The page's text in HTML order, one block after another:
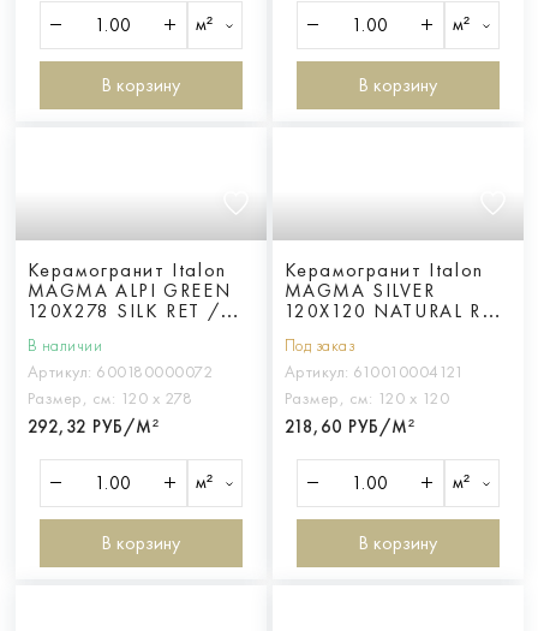
м²
В корзину
м²
В корзину
Керамогранит Italon
MAGMA ALPI GREEN
120X278 SILK RET /
120X278 СИЛК ретт.
В наличии
Артикул: 600180000072
Размер, см: 120 х 278
292,32 РУБ/М²
м²
В корзину
Керамогранит Italon
MAGMA SILVER
120X120 NATURAL RET
120X120 НАТ. ретт.
Под заказ
Артикул: 610010004121
Размер, см: 120 х 120
218,60 РУБ/М²
м²
В корзину